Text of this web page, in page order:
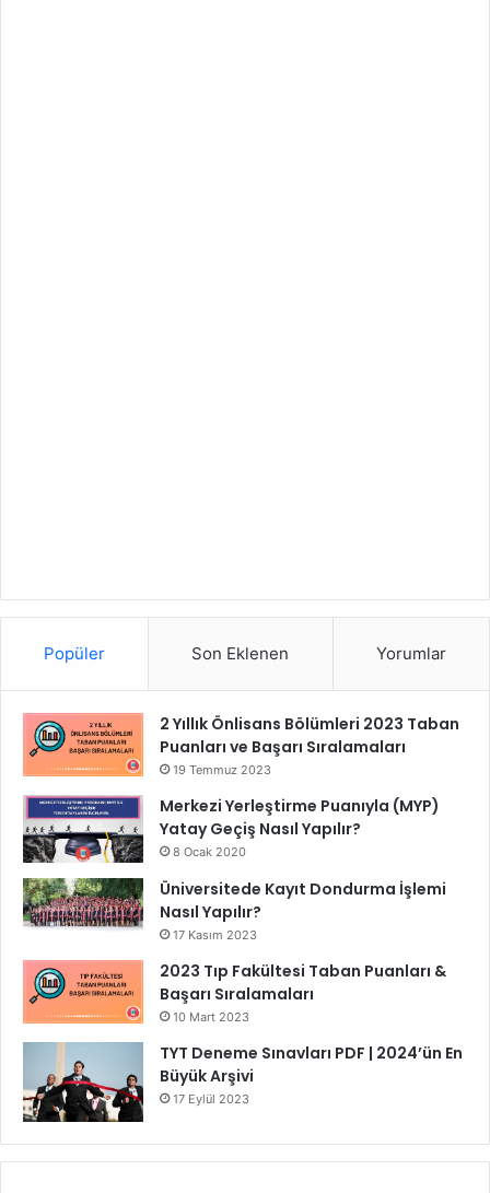
Popüler Son Eklenen Yorumlar
2 Yıllık Önlisans Bölümleri 2023 Taban
Puanları ve Başarı Sıralamaları
19 Temmuz 2023
Merkezi Yerleştirme Puanıyla (MYP)
Yatay Geçiş Nasıl Yapılır?
8 Ocak 2020
Üniversitede Kayıt Dondurma İşlemi
Nasıl Yapılır?
17 Kasım 2023
2023 Tıp Fakültesi Taban Puanları &
Başarı Sıralamaları
10 Mart 2023
TYT Deneme Sınavları PDF | 2024’ün En
Büyük Arşivi
17 Eylül 2023